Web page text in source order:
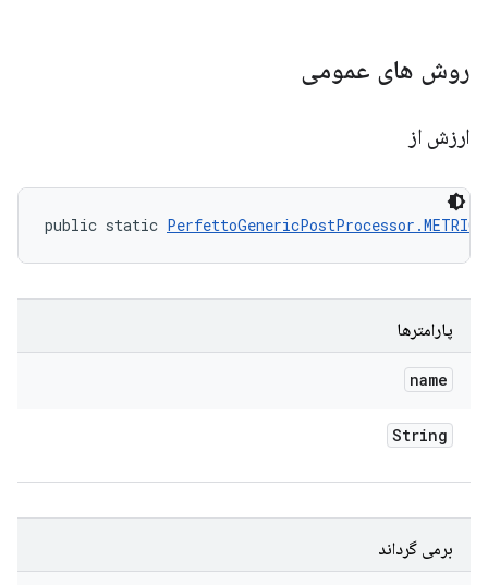
روش های عمومی
ارزش از
public static
پارامترها
name
String
برمی گرداند